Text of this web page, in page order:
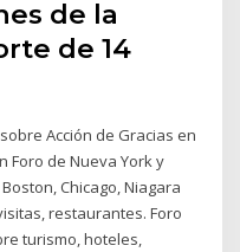
de la
de 14
Acción de Gracias en
Foro de Nueva York y
Chicago, Niagara
restaurantes. Foro
turismo, hoteles,